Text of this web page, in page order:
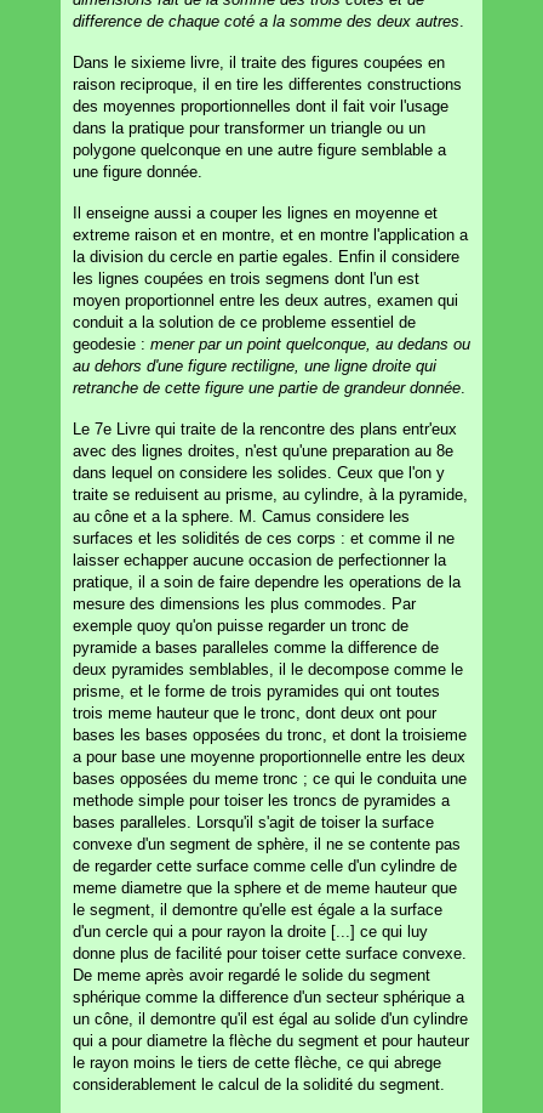
difference de chaque coté a la somme des deux autres
Dans le sixieme livre, il traite des figures coupées en
raison reciproque, il en tire les differentes constructions
des moyennes proportionnelles dont il fait voir l'usage
dans la pratique pour transformer un triangle ou un
polygone quelconque en une autre figure semblable a
une figure donnée.
Il enseigne aussi a couper les lignes en moyenne et
extreme raison et en montre, et en montre l'application a
la division du cercle en partie egales. Enfin il considere
les lignes coupées en trois segmens dont l'un est
moyen proportionnel entre les deux autres, examen qui
conduit a la solution de ce probleme essentiel de
geodesie : mener par un point quelconque, au dedans ou
au dehors d'une figure rectiligne, une ligne droite qui
retranche de cette figure une partie de grandeur donnée
Le 7e Livre qui traite de la rencontre des plans entr'eux
avec des lignes droites, n'est qu'une preparation au 8e
dans lequel on considere les solides. Ceux que l'on y
traite se reduisent au prisme, au cylindre, à la pyramide,
au cône et a la sphere. M. Camus considere les
surfaces et les solidités de ces corps : et comme il ne
laisser echapper aucune occasion de perfectionner la
pratique, il a soin de faire dependre les operations de la
mesure des dimensions les plus commodes. Par
exemple quoy qu'on puisse regarder un tronc de
pyramide a bases paralleles comme la difference de
deux pyramides semblables, il le decompose comme le
prisme, et le forme de trois pyramides qui ont toutes
trois meme hauteur que le tronc, dont deux ont pour
bases les bases opposées du tronc, et dont la troisieme
a pour base une moyenne proportionnelle entre les deux
bases opposées du meme tronc ; ce qui le conduita une
methode simple pour toiser les troncs de pyramides a
bases paralleles. Lorsqu'il s'agit de toiser la surface
convexe d'un segment de sphère, il ne se contente pas
de regarder cette surface comme celle d'un cylindre de
meme diametre que la sphere et de meme hauteur que
le segment, il demontre qu'elle est égale a la surface
d'un cercle qui a pour rayon la droite [...] ce qui luy
donne plus de facilité pour toiser cette surface convexe.
De meme après avoir regardé le solide du segment
sphérique comme la difference d'un secteur sphérique a
un cône, il demontre qu'il est égal au solide d'un cylindre
qui a pour diametre la flèche du segment et pour hauteur
le rayon moins le tiers de cette flèche, ce qui abrege
considerablement le calcul de la solidité du segment.